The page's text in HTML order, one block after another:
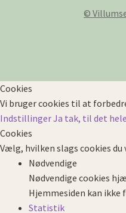
©
Cookies
Vi bruger cookies til at
IndstillingerJa tak, til det hele
Cookies
Vælg, hvilken slags cookies du
Nødvendige
Nødvendige cookies
Hjemmesiden kan ikke
Statistik